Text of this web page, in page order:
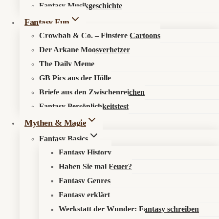
Fantasy Musikgeschichte
Fantasy Fun
Crowbah & Co. – Finstere Cartoons
Der Arkane Moosverhetzer
The Daily Meme
GB Pics aus der Hölle
Briefe aus den Zwischenreichen
Fantasy Persönlichkeitstest
Mythen & Magie
Fantasy Basics
Fantasy History
Haben Sie mal Feuer?
Fantasy Genres
Fantasy erklärt
Werkstatt der Wunder: Fantasy schreiben
Search in content
Moonspell – Far From God
(Review)
Moonspell – Far From God (Review)
Far From God
ist ein reifes, melancholisches Gothic-Metal-Album,